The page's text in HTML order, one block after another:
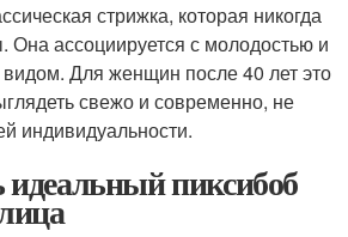
стрижка, которая никогда
Она ассоциируется с молодостью и
Для женщин после 40 лет это
свежо и современно, не
индивидуальности.
пиксибоб